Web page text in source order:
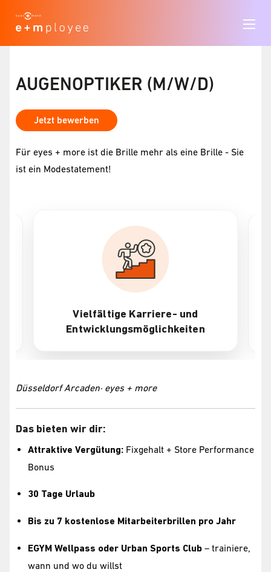
AUGENOPTIKER (M/W/D)
Jetzt bewerben
Für eyes + more ist die Brille mehr als eine Brille - Sie
ist ein Modestatement!
Attraktive Vergütung + Bonus
Düsseldorf Arcaden· eyes + more
Das bieten wir dir:
Attraktive Vergütung: Fixgehalt + Store Performance
Bonus
30 Tage Urlaub
Bis zu 7 kostenlose Mitarbeiterbrillen pro Jahr
EGYM Wellpass oder Urban Sports Club – trainiere,
wann und wo du willst